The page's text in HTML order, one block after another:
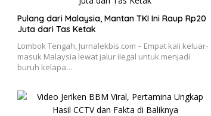
Pulang dari Malaysia, Mantan TKI Ini Raup Rp20
Juta dari Tas Ketak
Lombok Tengah, Jurnalekbis.com – Empat kali keluar-
masuk Malaysia lewat jalur ilegal untuk menjadi
buruh kelapa…